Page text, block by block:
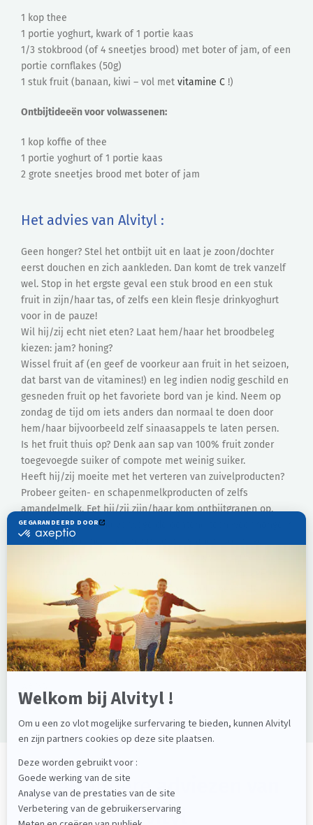
1 kop thee
1 portie yoghurt, kwark of 1 portie kaas
1/3 stokbrood (of 4 sneetjes brood) met boter of jam, of een
portie cornflakes (50g)
1 stuk fruit (banaan, kiwi – vol met vitamine C !)
Ontbijtideeën voor volwassenen:
1 kop koffie of thee
1 portie yoghurt of 1 portie kaas
2 grote sneetjes brood met boter of jam
Het advies van Alvityl :
Geen honger? Stel het ontbijt uit en laat je zoon/dochter
eerst douchen en zich aankleden. Dan komt de trek vanzelf
wel. Stop in het ergste geval een stuk brood en een stuk
fruit in zijn/haar tas, of zelfs een klein flesje drinkyoghurt
voor in de pauze!
Wil hij/zij echt niet eten? Laat hem/haar het broodbeleg
kiezen: jam? honing?
Wissel fruit af (en geef de voorkeur aan fruit in het seizoen,
dat barst van de vitamines!) en leg indien nodig geschild en
gesneden fruit op het favoriete bord van je kind. Neem op
zondag de tijd om iets anders dan normaal te doen door
hem/haar bijvoorbeeld zelf sinaasappels te laten persen.
Is het fruit thuis op? Denk aan sap van 100% fruit zonder
toegevoegde suiker of compote met weinig suiker.
Heeft hij/zij moeite met het verteren van zuivelproducten?
Probeer geiten- en schapenmelkproducten of zelfs
amandelmelk. Eet hij/zij zijn/haar kom ontbijtgranen op,
maar heeft hij/zij halverwege de ochtend toch weer honger?
Let goed op bij het kiezen van ontbijtgranen: sommige
niet de energie die een kind of tiener nodig heeft. Het is dus
beter om te kiezen voor ontbijtgranen die minder ‘leuk’
maar wel voedzamer zijn, en die heerlijke ontbijtgranen
gevuld met chocola te bewaren voor af en toe.
Geef het goede voorbeeld. Het is niet altijd gemakkelijk met
het tempo van ons leven, maar je zult zien dat dit vaak wel
Zoek andereadviezen van
Alvityl